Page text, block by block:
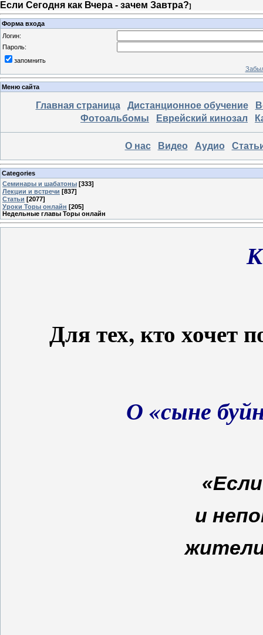
Если Сегодня как Вчера - зачем Завтра?]
Форма входа
Логин:
Пароль:
запомнить
Меню сайта
Главная страница Дистанционное обучение
Фотоальбомы
Еврейский кинозал
О нас Видео Аудио
Categories
Семинары и шабатоны [333]
Лекции и встречи [837]
Статьи [2077]
Уроки Торы онлайн [205]
Недельные главы Торы онлайн
Для тех, кто хочет
О «сыне
и